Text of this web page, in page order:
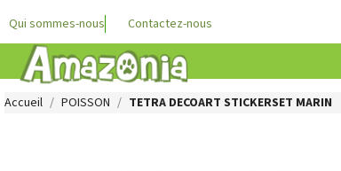
Qui sommes-nous Contactez-nous
Accueil POISSON TETRA DECOART STICKERSET MARIN